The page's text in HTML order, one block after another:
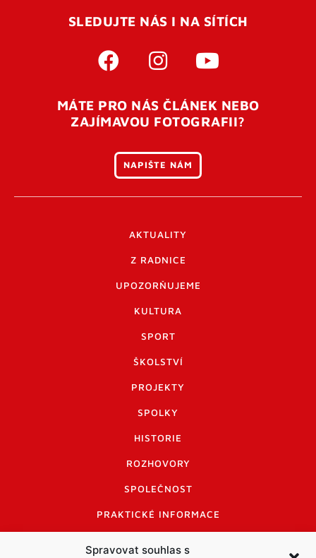
Spravovat souhlas s
SLEDUJTE NÁS I NA SÍTÍCH
MÁTE PRO NÁS ČLÁNEK NEBO
ZAJÍMAVOU FOTOGRAFII?
NAPIŠTE NÁM
AKTUALITY
Z RADNICE
UPOZORŇUJEME
KULTURA
SPORT
ŠKOLSTVÍ
PROJEKTY
SPOLKY
HISTORIE
ROZHOVORY
SPOLEČNOST
PRAKTICKÉ INFORMACE